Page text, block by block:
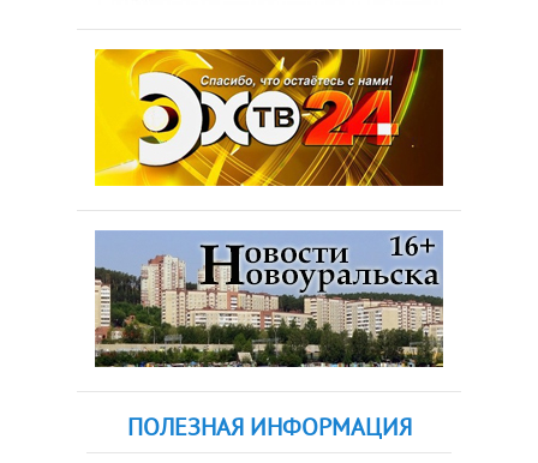
ПОЛЕЗНАЯ ИНФОРМАЦИЯ